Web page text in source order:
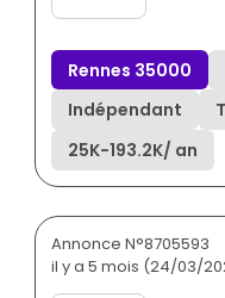
Rennes 35000
Indépendant
25K-193.2K/ an
Annonce N°8705593
il y a 5 mois (24/03/